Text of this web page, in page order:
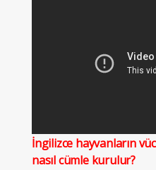
İngilizce hayvanların
nasıl cümle kurulur?